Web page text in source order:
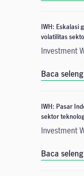
IWH: Eskalasi
volatilitas
Investment
Baca
IWH: Pasar
sektor
Investment
Baca